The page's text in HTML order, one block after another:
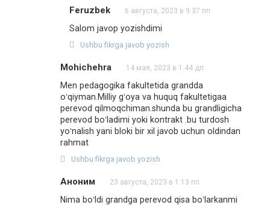
Feruzbek 6 августа, 2023 в 9:37 пп
Salom javop yozishdimi
Ushbu fikrga javob yozish
Mohichehra 14 мая, 2023 в 1:44 дп
Men pedagogika fakultetida grandda
oʻqiyman.Milliy gʻoya va huquq fakultetigaa
perevod qilmoqchiman.shunda bu grandligicha
perevod boʻladimi yoki kontrakt .bu turdosh
yoʻnalish yani bloki bir xil javob uchun oldindan
rahmat
Ushbu fikrga javob yozish
Аноним 23 августа, 2023 в 1:13 пп
Nima boʻldi grandga perevod qisa boʻlarkanmi